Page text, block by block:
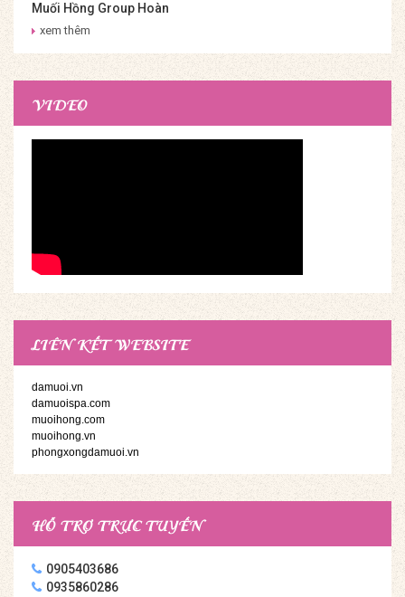
Muối Hồng Group Hoàn
Thiện Onsen & Jjim Jil
xem thêm
VIDEO
LIÊN KẾT WEBSITE
damuoi.vn
damuoispa.com
muoihong.com
muoihong.vn
phongxongdamuoi.vn
HỖ TRỢ TRỰC TUYẾN
0905403686
0935860286